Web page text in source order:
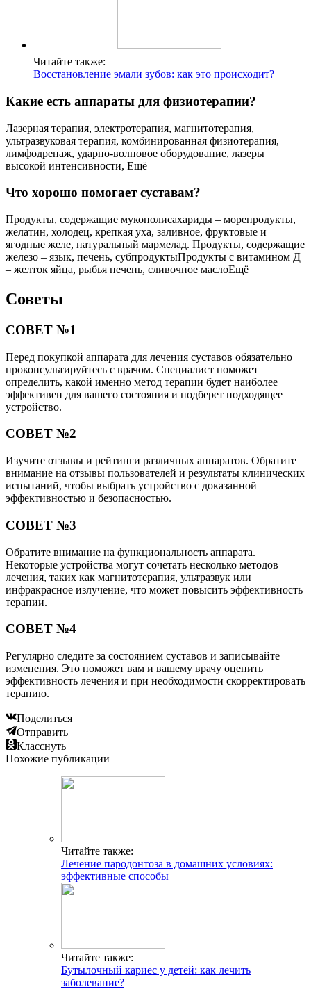
Читайте также:
Восстановление эмали зубов: как это происходит?
Какие есть аппараты для физиотерапии?
Лазерная терапия, электротерапия, магнитотерапия,
ультразвуковая терапия, комбинированная физиотерапия,
лимфодренаж, ударно-волновое оборудование, лазеры
высокой интенсивности, Ещё
Что хорошо помогает суставам?
Продукты, содержащие мукополисахариды – морепродукты,
желатин, холодец, крепкая уха, заливное, фруктовые и
ягодные желе, натуральный мармелад. Продукты, содержащие
железо – язык, печень, субпродуктыПродукты с витамином Д
– желток яйца, рыбья печень, сливочное маслоЕщё
Советы
СОВЕТ №1
Перед покупкой аппарата для лечения суставов обязательно
проконсультируйтесь с врачом. Специалист поможет
определить, какой именно метод терапии будет наиболее
эффективен для вашего состояния и подберет подходящее
устройство.
СОВЕТ №2
Изучите отзывы и рейтинги различных аппаратов. Обратите
внимание на отзывы пользователей и результаты клинических
испытаний, чтобы выбрать устройство с доказанной
эффективностью и безопасностью.
СОВЕТ №3
Обратите внимание на функциональность аппарата.
Некоторые устройства могут сочетать несколько методов
лечения, таких как магнитотерапия, ультразвук или
инфракрасное излучение, что может повысить эффективность
терапии.
СОВЕТ №4
Регулярно следите за состоянием суставов и записывайте
изменения. Это поможет вам и вашему врачу оценить
эффективность лечения и при необходимости скорректировать
терапию.
Поделиться
Отправить
Класснуть
Похожие публикации
Читайте также:
Лечение пародонтоза в домашних условиях:
эффективные способы
Читайте также:
Бутылочный кариес у детей: как лечить
заболевание?